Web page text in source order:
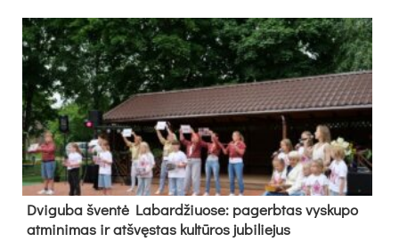
Dvi­gu­ba šven­tė La­bar­džiuo­se: pa­gerb­tas vys­ku­po
at­mi­ni­mas ir at­švęs­tas kul­tū­ros ju­bi­lie­jus